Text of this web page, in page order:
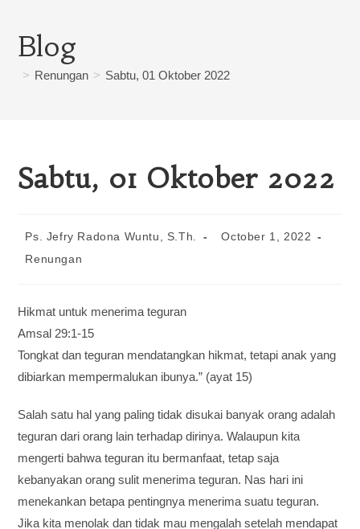
Blog
> Renungan > Sabtu, 01 Oktober 2022
Sabtu, 01 Oktober 2022
Ps. Jefry Radona Wuntu, S.Th.
October 1, 2022
Renungan
Hikmat untuk menerima teguran
Amsal 29:1-15
Tongkat dan teguran mendatangkan hikmat, tetapi anak yang
dibiarkan mempermalukan ibunya.” (ayat 15)
Salah satu hal yang paling tidak disukai banyak orang adalah
teguran dari orang lain terhadap dirinya. Walaupun kita
mengerti bahwa teguran itu bermanfaat, tetap saja
kebanyakan orang sulit menerima teguran. Nas hari ini
menekankan betapa pentingnya menerima suatu teguran.
Jika kita menolak dan tidak mau mengalah setelah mendapat